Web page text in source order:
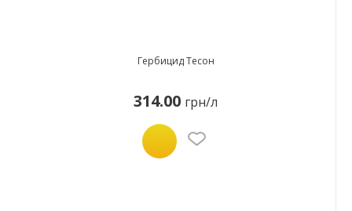
Гербицид Тесон
314.00 грн/л